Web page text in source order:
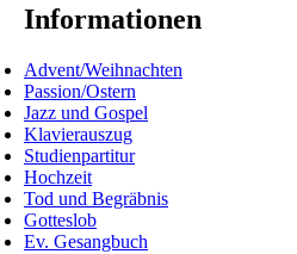
Informationen
Advent/Weihnachten
Passion/Ostern
Jazz und Gospel
Klavierauszug
Studienpartitur
Hochzeit
Tod und Begräbnis
Gotteslob
Ev. Gesangbuch